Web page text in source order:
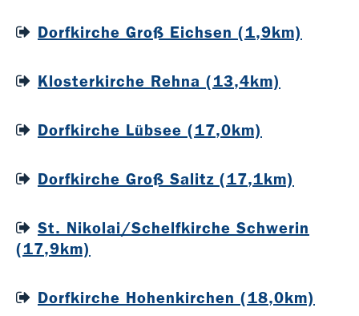
Dorfkirche Groß Eichsen (1,9km)
Klosterkirche Rehna (13,4km)
Dorfkirche Lübsee (17,0km)
Dorfkirche Groß Salitz (17,1km)
St. Nikolai/Schelfkirche Schwerin
(17,9km)
Dorfkirche Hohenkirchen (18,0km)